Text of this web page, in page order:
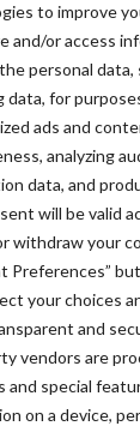
to improve
and/or access
personal data,
data, for
ads and
analyzing
data, and
will be valid
withdraw your
Preferences”
your choices
and
vendors are
and special
on a device,
kunnen
deE.coli
(van 12 in
buizen
stuk